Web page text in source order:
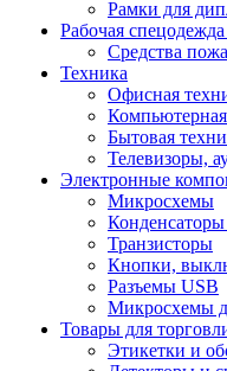
Рамки для
Рабочая
Средства
Техника
Офисная
Бытовая
Телевизоры,
Электронные
Микросхемы
Конденсаторы
Транзисторы
Кнопки,
Разъемы USB
Микросхемы
Товары для
Этикетки и